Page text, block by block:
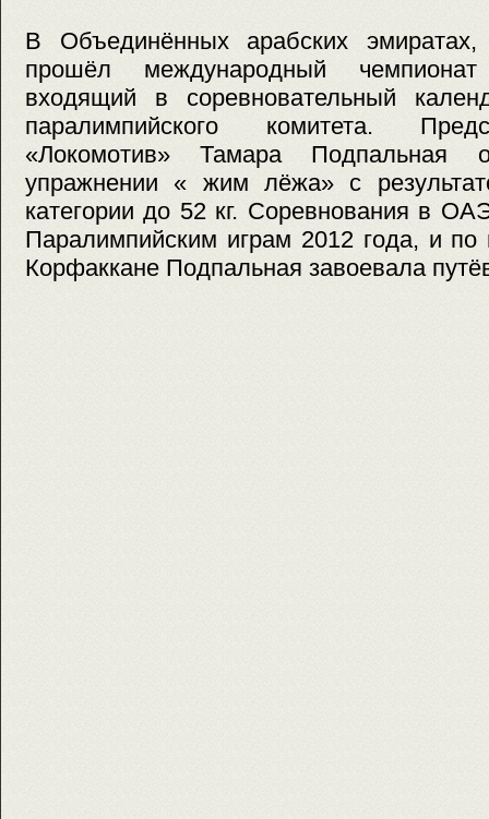
В Объединённых арабских
прошёл международный
входящий в соревновательный
паралимпийского комитета.
«Локомотив» Тамара Подпальная
упражнении « жим лёжа» с
категории до 52 кг. Соревнования в
Паралимпийским играм 2012 года, и по
Корфаккане Подпальная завоевала